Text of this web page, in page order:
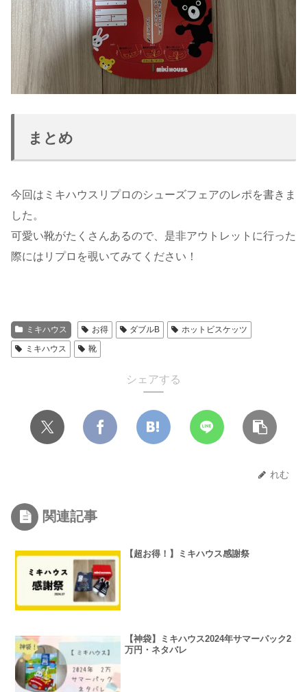
まとめ
今回はミキハウスリプロのシューズフェアのレポを書きま
した。
可愛い靴がたくさんあるので、是非アウトレットに行った
際にはリプロを覗いてみてください！
ミキハウス お得 ダブルB
ホットビスケッツ
ミキハウス
靴
シェアする
れむ
関連記事
【超お得！】ミキハウス感謝祭
【神袋】ミキハウス2024年サマーパック2
万円・ネタバレ